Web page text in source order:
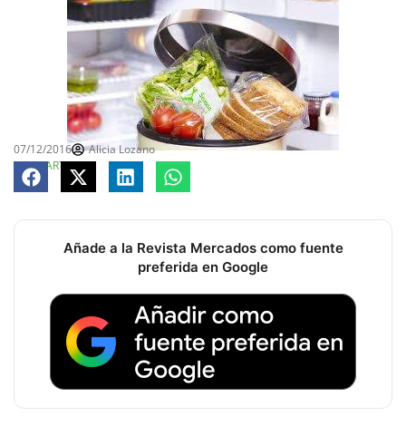
07/12/2016
Alicia Lozano
COMPARTE
Añade a la Revista Mercados como fuente
preferida en Google